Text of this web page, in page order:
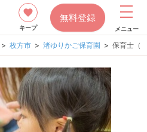
キープ
無料登録
メニュー
枚方市 渚ゆりかご保育園 保育士（